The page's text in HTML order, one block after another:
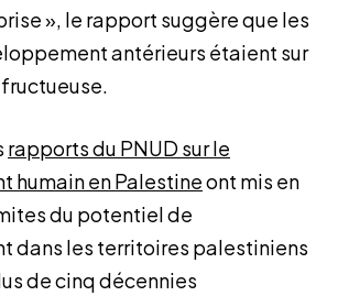
», le rapport suggère que les
antérieurs étaient sur
rapports du PNUD sur le
humain en Palestineont mis en
du potentiel de
dans les territoires palestiniens
de cinq décennies